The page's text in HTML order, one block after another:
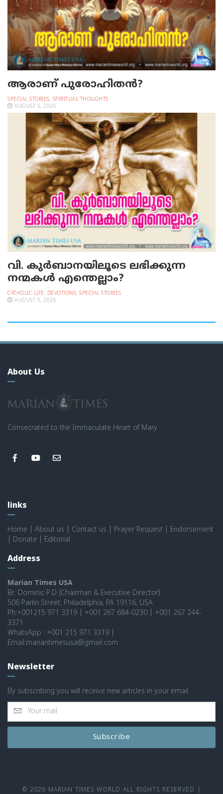
ആരാണ് പുരോഹിതൻ?
SPECIAL STORIES, SPIRITUAL THOUGHTS
AUGUST 5, 2026
വി. കുര്‍ബാനയിലൂടെ ലഭിക്കുന്ന
നന്മകള്‍ എന്തെല്ലാം?
CATHOLIC LIFE, DEVOTIONS, SPECIAL STORIES
AUGUST 5, 2026
About Us
Consecrated to the Immaculate Heart of Mary
links
Home About us Contact us Prayer Request
Endorsement
Donate Editorial
Address
Marian Times USA
Br. Dominic P.D (Chairman & Executive Director)
506 Parlin Street, Philadelphia, PA 19116, USA
Ph:+001215 971 3319 | +001 267 684-0230 | +001 267 244-
3371
WhatsApp : +001 215 971 3319 |
Email:mariantimesusa@gmail.com
Newsletter
By subscribing you will receive new articles in your email.
Subscribe
© 2026 MARIAN TIMES WORLD ALL RIGHTS RESERVED